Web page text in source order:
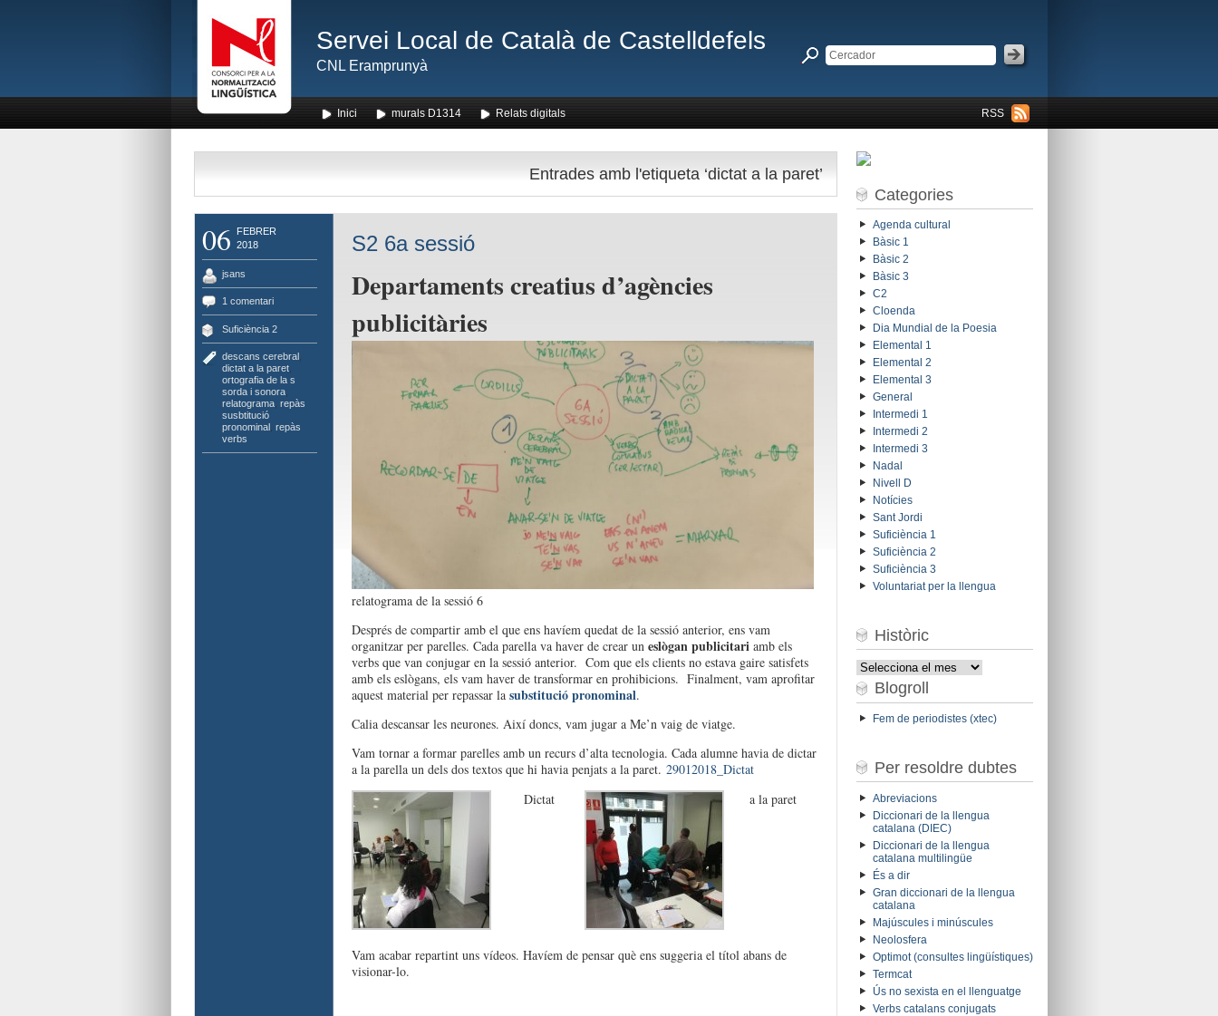
Servei Local de Català de Castelldefels
CNL Eramprunyà
RSS
Inici murals D1314 Relats digitals
Entrades amb l'etiqueta ‘dictat a la paret’
06
FEBRER
2018
jsans
1 comentari
Suficiència 2
descans cerebral,
dictat a la paret,
ortografia de la s
sorda i sonora,
relatograma, repàs
susbtitució
pronominal, repàs
verbs
S2 6a sessió
Departaments creatius d’agències
publicitàries
relatograma de la sessió 6
Després de compartir amb el que ens havíem quedat de la sessió anterior, ens vam
organitzar per parelles. Cada parella va haver de crear un eslògan publicitariamb els
verbs que van conjugar en la sessió anterior. Com que els clients no estava gaire satisfets
amb els eslògans, els vam haver de transformar en prohibicions. Finalment, vam aprofitar
aquest material per repassar la substitució pronominal.
Calia descansar les neurones. Així doncs, vam jugar a Me’n vaig de viatge.
Vam tornar a formar parelles amb un recurs d’alta tecnologia. Cada alumne havia de dictar
a la parella un dels dos textos que hi havia penjats a la paret. 29012018_Dictat
Dictat
a la paret
Vam acabar repartint uns vídeos. Havíem de pensar què ens suggeria el títol abans de
visionar-lo.
Categories
Agenda cultural
Bàsic 1
Bàsic 2
Bàsic 3
C2
Cloenda
Dia Mundial de la Poesia
Elemental 1
Elemental 2
Elemental 3
General
Intermedi 1
Intermedi 2
Intermedi 3
Nadal
Nivell D
Notícies
Sant Jordi
Suficiència 1
Suficiència 2
Suficiència 3
Voluntariat per la llengua
Històric
Històric
Blogroll
Fem de periodistes (xtec)
Per resoldre dubtes
Abreviacions
Diccionari de la llengua
catalana (DIEC)
Diccionari de la llengua
catalana multilingüe
És a dir
Gran diccionari de la llengua
catalana
Majúscules i minúscules
Neolosfera
Optimot (consultes lingüístiques)
Termcat
Ús no sexista en el llenguatge
Verbs catalans conjugats